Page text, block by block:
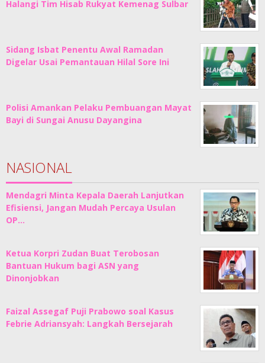
Halangi Tim Hisab Rukyat Kemenag Sulbar
Sidang Isbat Penentu Awal Ramadan
Digelar Usai Pemantauan Hilal Sore Ini
Polisi Amankan Pelaku Pembuangan Mayat
Bayi di Sungai Anusu Dayangina
NASIONAL
Mendagri Minta Kepala Daerah Lanjutkan
Efisiensi, Jangan Mudah Percaya Usulan
OP…
Ketua Korpri Zudan Buat Terobosan
Bantuan Hukum bagi ASN yang
Dinonjobkan
Faizal Assegaf Puji Prabowo soal Kasus
Febrie Adriansyah: Langkah Bersejarah